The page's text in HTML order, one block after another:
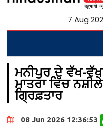
7 Aug
ਮਨੀਪੁਰ ਦੇ ਵੱਖ-
ਮਾਤਰਾ ਵਿੱਚ
ਗ੍ਰਿਫ਼ਤਾਰ
08 Jun 2026 12:36:53